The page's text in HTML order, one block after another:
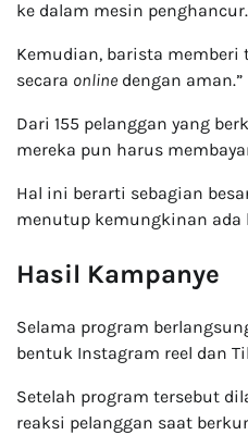
ke dalam mesin penghancur.
Kemudian, barista memberi
secara online dengan aman.”
Dari 155 pelanggan yang
mereka pun harus
Hal ini berarti sebagian
menutup kemungkinan ada
Hasil Kampanye
Selama program
bentuk Instagram reel dan
Setelah program tersebut
reaksi pelanggan saat